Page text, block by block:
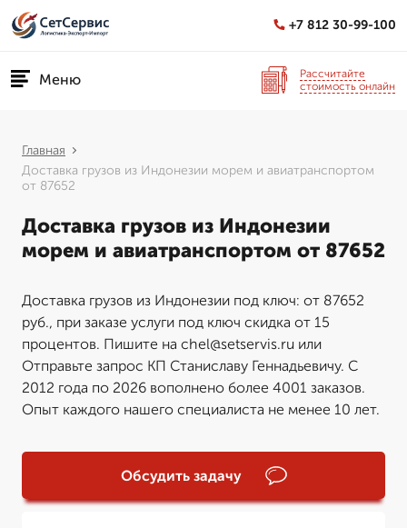
+7 812 30-99-100
Меню
Рассчитайте
стоимость онлайн
Главная
Доставка грузов из Индонезии морем и авиатранспортом
от 87652
Доставка грузов из Индонезии
морем и авиатранспортом от 87652
Доставка грузов из Индонезии под ключ: от 87652
руб., при заказе услуги под ключ скидка от 15
процентов. Пишите на chel@setservis.ru или
Отправьте запрос КП Станиславу Геннадьевичу. С
2012 года по 2026 вополнено более 4001 заказов.
Опыт каждого нашего специалиста не менее 10 лет.
Обсудить задачу